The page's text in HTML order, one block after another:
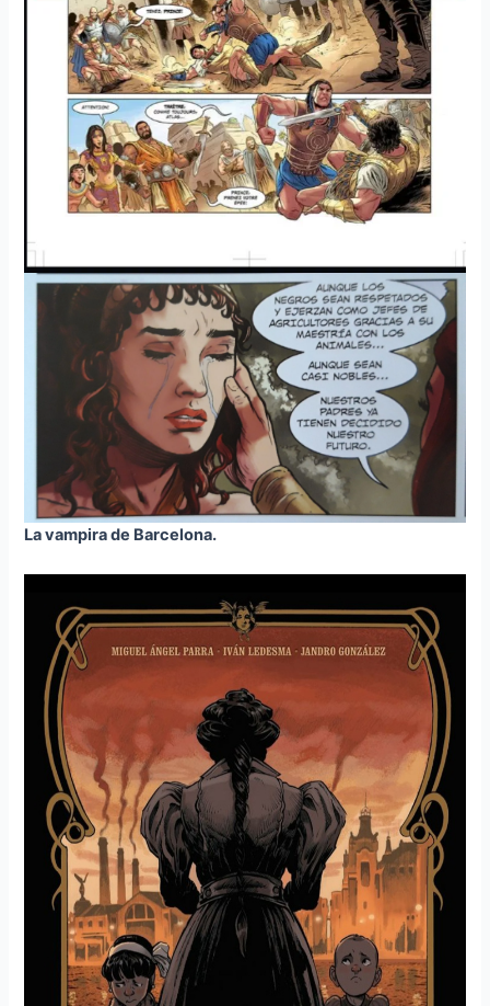
La vampira de Barcelona.